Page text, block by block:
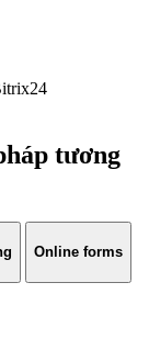
tương
Online forms